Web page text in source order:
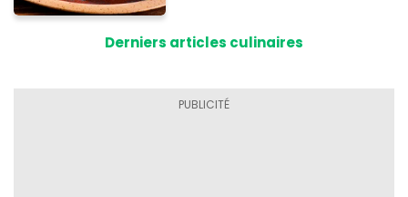
Derniers articles culinaires